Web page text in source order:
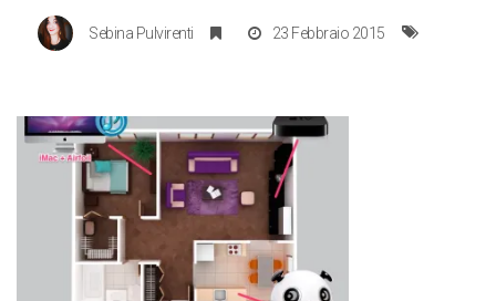
Sebina Pulvirenti 23 Febbraio 2015